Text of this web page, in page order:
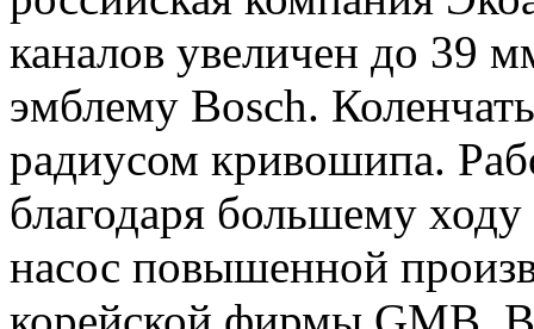
каналов увеличен до 39
эмблему Bosch.
радиусом кривошипа.
благодаря большему
насос повышенной